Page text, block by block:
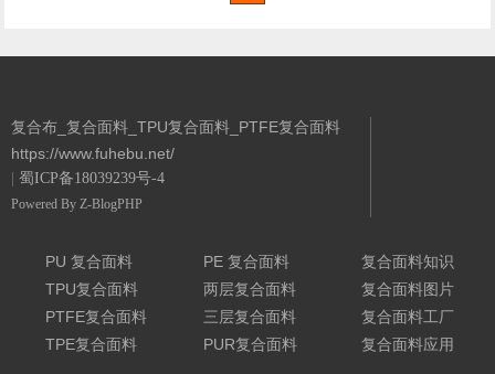
复合布_复合面料_TPU复合面料_PTFE复合面料
https://www.fuhebu.net/
蜀ICP备18039239号-4
Powered By Z-BlogPHP
PU 复合面料
TPU复合面料
PTFE复合面料
TPE复合面料
PE 复合面料
两层复合面料
三层复合面料
PUR复合面料
复合面料知识
复合面料图片
复合面料工厂
复合面料应用